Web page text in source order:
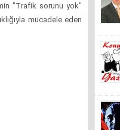
"Trafik sorunu yok"
mücadele eden